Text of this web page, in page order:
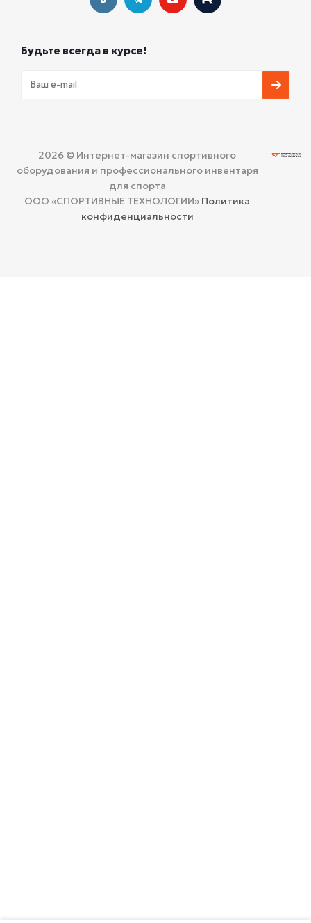
Будьте всегда в курсе!
2026 © Интернет-магазин спортивного
оборудования и профессионального инвентаря
для спорта
ООО «СПОРТИВНЫЕ ТЕХНОЛОГИИ» Политика
конфиденциальности